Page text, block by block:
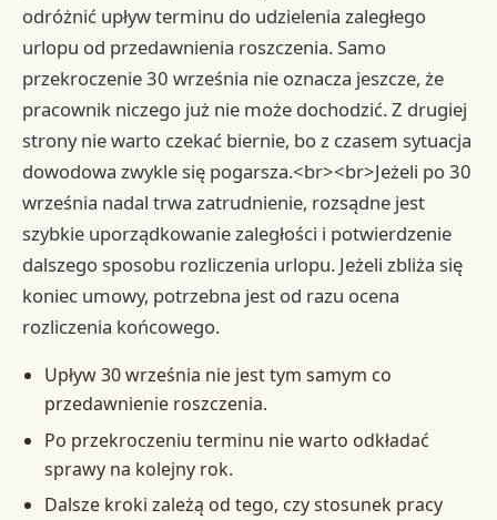
odróżnić upływ terminu do udzielenia zaległego
urlopu od przedawnienia roszczenia. Samo
przekroczenie 30 września nie oznacza jeszcze, że
pracownik niczego już nie może dochodzić. Z drugiej
strony nie warto czekać biernie, bo z czasem sytuacja
dowodowa zwykle się pogarsza.<br><br>Jeżeli po 30
września nadal trwa zatrudnienie, rozsądne jest
szybkie uporządkowanie zaległości i potwierdzenie
dalszego sposobu rozliczenia urlopu. Jeżeli zbliża się
koniec umowy, potrzebna jest od razu ocena
rozliczenia końcowego.
Upływ 30 września nie jest tym samym co
przedawnienie roszczenia.
Po przekroczeniu terminu nie warto odkładać
sprawy na kolejny rok.
Dalsze kroki zależą od tego, czy stosunek pracy